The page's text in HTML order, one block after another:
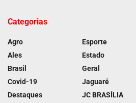
Categorias
Agro
Ales
Brasil
Covid-19
Destaques
Esporte
Estado
Geral
Jaguaré
JC BRASÍLIA